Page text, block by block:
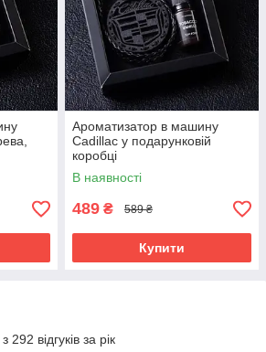
Ароматизатор в машину
Cadillac у подарунковій
коробці
В наявності
489 ₴ 589 ₴
Купити
відгуків за рік